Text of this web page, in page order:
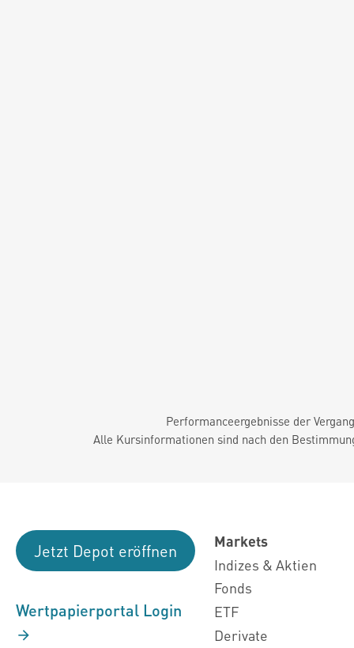
Performanceergebnisse der
Alle Kursinformationen sind nach den
Jetzt Depot eröffnen
Wertpapierportal Login
Markets
Indizes & Aktien
Fonds
ETF
Derivate